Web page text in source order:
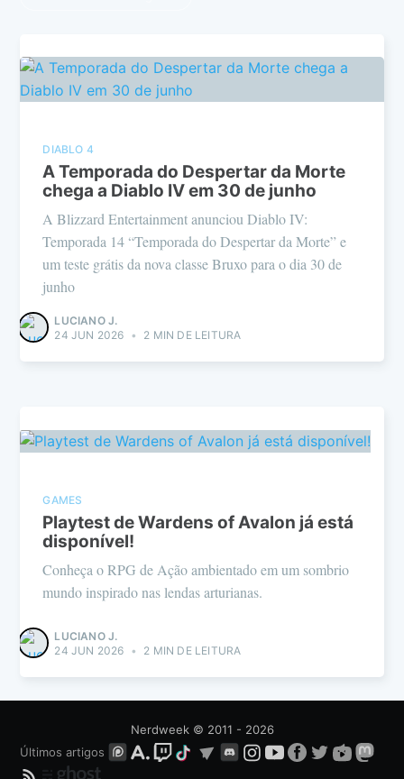
DIABLO 4
A Temporada do Despertar da Morte
chega a Diablo IV em 30 de junho
A Blizzard Entertainment anunciou Diablo IV:
Temporada 14 “Temporada do Despertar da Morte” e
um teste grátis da nova classe Bruxo para o dia 30 de
junho
LUCIANO J.
24 JUN 2026 • 2 MIN DE LEITURA
GAMES
Playtest de Wardens of Avalon já está
disponível!
Conheça o RPG de Ação ambientado em um sombrio
mundo inspirado nas lendas arturianas.
LUCIANO J.
24 JUN 2026 • 2 MIN DE LEITURA
Nerdweek© 2011 - 2026
Últimos artigos